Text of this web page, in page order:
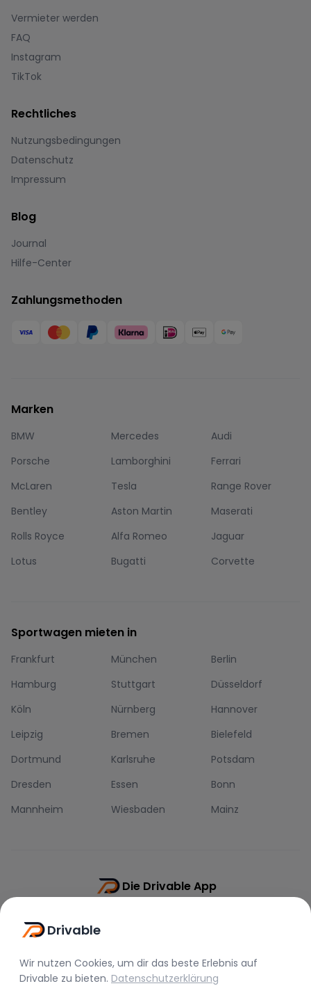
Vermieter werden
FAQ
Instagram
TikTok
Rechtliches
Nutzungsbedingungen
Datenschutz
Impressum
Blog
Journal
Hilfe-Center
Zahlungsmethoden
Marken
BMW Mercedes
Audi
Porsche
Lamborghini
Ferrari
McLaren
Tesla
Range Rover
Bentley
Aston Martin
Maserati
Rolls Royce
Alfa Romeo
Jaguar
Lotus
Bugatti Corvette
Sportwagen mieten in
Frankfurt München
Berlin
Hamburg
Stuttgart
Düsseldorf
Köln
Nürnberg
Hannover
Leipzig
Bremen
Bielefeld
Dortmund
Karlsruhe
Potsdam
Dresden
Essen
Bonn
Mannheim
Wiesbaden Mainz
Die Drivable App
Drivable
Wir nutzen Cookies, um dir das beste Erlebnis auf
Drivable zu bieten. Datenschutzerklärung